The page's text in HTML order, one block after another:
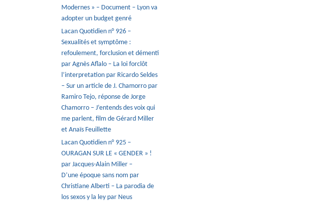
Modernes » – Document – Lyon va
adopter un budget genré
Lacan Quotidien n° 926 –
Sexualités et symptôme :
refoulement, forclusion et démenti
par Agnès Aflalo – La loi forclôt
l’interpretation par Ricardo Seldes
– Sur un article de J. Chamorro par
Ramiro Tejo, réponse de Jorge
Chamorro – J’entends des voix qui
me parlent, film de Gérard Miller
et Anaïs Feuillette
Lacan Quotidien n° 925 –
OURAGAN SUR LE « GENDER » !
par Jacques-Alain Miller –
D’une époque sans nom par
Christiane Alberti – La parodia de
los sexos y la ley par Neus